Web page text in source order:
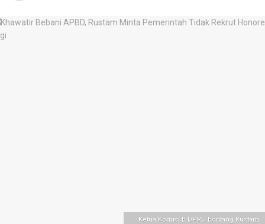
Ketua Komisi B DPRD Bontang Rustam